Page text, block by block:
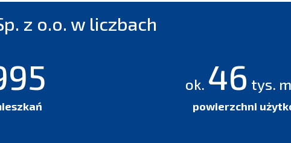
z o.o. w liczbach
ok. 121 tys.
powierzchni